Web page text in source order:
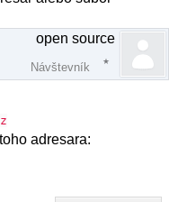
open source
Návštevník
adresara: